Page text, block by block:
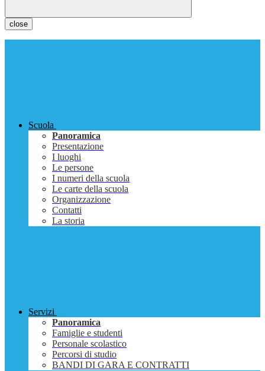
close
Scuola
Panoramica
Presentazione
I luoghi
Le persone
I numeri della scuola
Le carte della scuola
Organizzazione
Contatti
La storia
Servizi
Panoramica
Famiglie e studenti
Personale scolastico
Percorsi di studio
BANDI DI GARA E CONTRATTI